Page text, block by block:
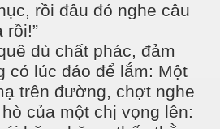
rồi đâu đó nghe câu
rồi!”
dù chất phác, đảm
có lúc đáo để lắm: Một
trên đường, chợt nghe
của một chị vọng lên: